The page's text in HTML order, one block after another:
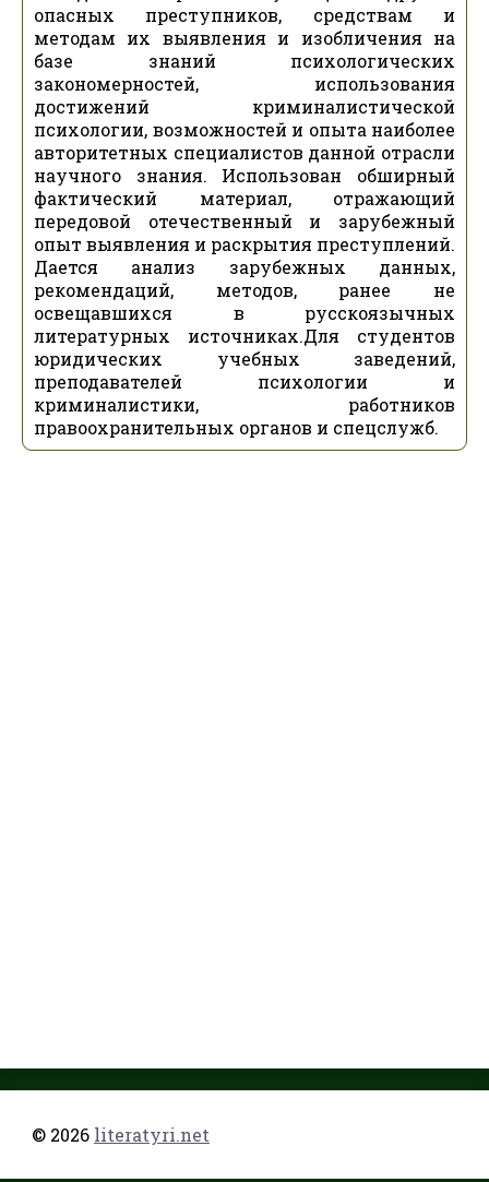
опасных преступников, средствам и
методам их выявления и изобличения на
базе знаний психологических
закономерностей, использования
достижений криминалистической
психологии, возможностей и опыта наиболее
авторитетных специалистов данной отрасли
научного знания. Использован обширный
фактический материал, отражающий
передовой отечественный и зарубежный
опыт выявления и раскрытия преступлений.
Дается анализ зарубежных данных,
рекомендаций, методов, ранее не
освещавшихся в русскоязычных
литературных источниках.Для студентов
юридических учебных заведений,
преподавателей психологии и
криминалистики, работников
правоохранительных органов и спецслужб.
© 2026 literatyri.net